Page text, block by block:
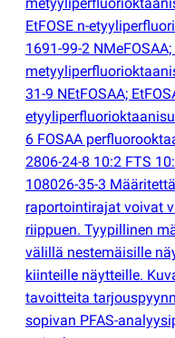
EtFOSE n-
1691-99-2
31-9 NEtFOSAA;
6 FOSAA
2806-24-8 10:2 FTS
108026-35-3
raportointirajat voivat
riippuen. Tyypillinen
välillä nestemäisille
kiinteille näytteille.
tavoitteita
sopivan PFAS-